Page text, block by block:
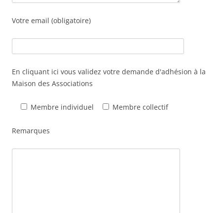
Votre email (obligatoire)
En cliquant ici vous validez votre demande d'adhésion à la
Maison des Associations
Membre individuel Membre collectif
Remarques